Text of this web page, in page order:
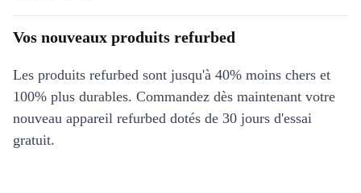
Vos nouveaux produits refurbed
Les produits refurbed sont jusqu'à 40% moins chers et
100% plus durables. Commandez dès maintenant votre
nouveau appareil refurbed dotés de 30 jours d'essai
gratuit.